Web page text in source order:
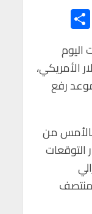
Te
h
ar
e
اليوم
الأمريكي،
رفع
من
التوقعات
منتصف